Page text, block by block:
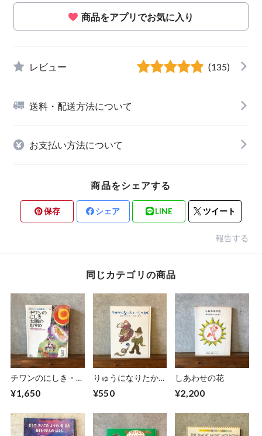
商品をアプリでお気に入り
レビュー (135)
送料・配送方法について
お支払い方法について
商品をシェアする
保存 シェア LINE ツイート
報告する
同じカテゴリの商品
チワンのにしき・太
¥1,650
りゅうになりたかっ
¥550
しあわせの花
¥2,200